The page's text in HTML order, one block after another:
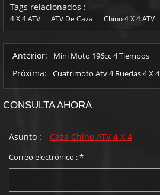
Tags relacionados :
4 X 4 ATV ATV De Caza Chino 4 X 4 ATV
Anterior: Mini Moto 196cc 4 Tiempos
Próxima: Cuatrimoto Atv 4 Ruedas 4 X 4
CONSULTA AHORA
Asunto : Caza Chino ATV 4 X 4
Correo electrónico :*